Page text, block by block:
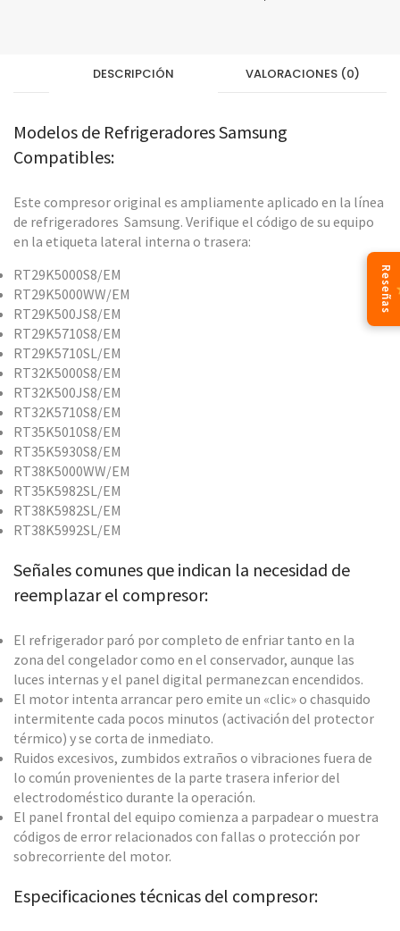
DESCRIPCIÓN VALORACIONES (0)
Modelos de Refrigeradores Samsung
Compatibles:
Este compresor original es ampliamente aplicado en la línea
de refrigeradores Samsung. Verifique el código de su equipo
en la etiqueta lateral interna o trasera:
RT29K5000S8/EM
RT29K5000WW/EM
RT29K500JS8/EM
RT29K5710S8/EM
RT29K5710SL/EM
RT32K5000S8/EM
RT32K500JS8/EM
RT32K5710S8/EM
RT35K5010S8/EM
RT35K5930S8/EM
RT38K5000WW/EM
RT35K5982SL/EM
RT38K5982SL/EM
RT38K5992SL/EM
Señales comunes que indican la necesidad de
reemplazar el compresor:
El refrigerador paró por completo de enfriar tanto en la
zona del congelador como en el conservador, aunque las
luces internas y el panel digital permanezcan encendidos.
El motor intenta arrancar pero emite un «clic» o chasquido
intermitente cada pocos minutos (activación del protector
térmico) y se corta de inmediato.
Ruidos excesivos, zumbidos extraños o vibraciones fuera de
lo común provenientes de la parte trasera inferior del
electrodoméstico durante la operación.
El panel frontal del equipo comienza a parpadear o muestra
códigos de error relacionados con fallas o protección por
sobrecorriente del motor.
Especificaciones técnicas del compresor:
Reseñas